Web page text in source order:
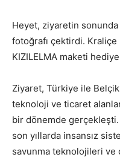
Heyet, ziyaretin sonunda
fotoğrafı çektirdi. Kraliçe
KIZILELMA maketi
Ziyaret, Türkiye ile
teknoloji ve ticaret
bir dönemde
son yıllarda insansız
savunma teknolojileri